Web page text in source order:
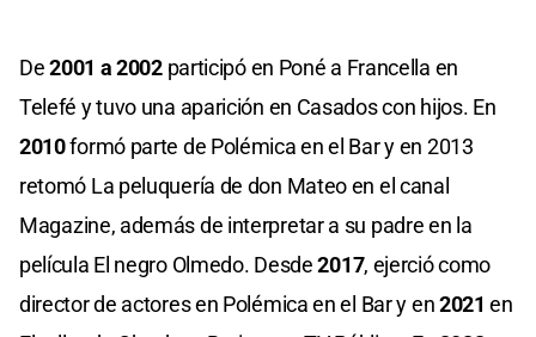
De2001 a 2002participó en Poné a Francella en
Telefé y tuvo una aparición en Casados con hijos. En
2010formó parte de Polémica en el Bar y en 2013
retomó La peluquería de don Mateo en el canal
Magazine, además de interpretar a su padre en la
película El negro Olmedo. Desde2017, ejerció como
director de actores en Polémica en el Bar y en2021 en